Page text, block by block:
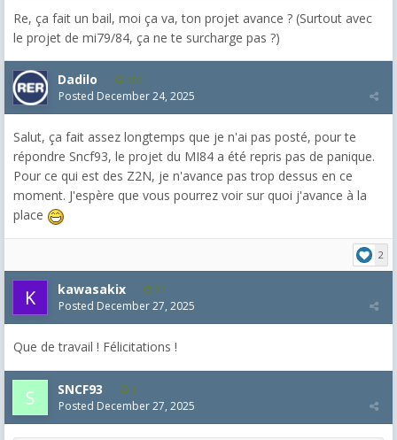
Re, ça fait un bail, moi ça va, ton projet avance ? (Surtout avec
le projet de mi79/84, ça ne te surcharge pas ?)
Dadilo 101
Posted December 24, 2025
Salut, ça fait assez longtemps que je n'ai pas posté, pour te
répondre Sncf93, le projet du MI84 a été repris pas de panique.
Pour ce qui est des Z2N, je n'avance pas trop dessus en ce
moment. J'espère que vous pourrez voir sur quoi j'avance à la
place
2
kawasakix 21
Posted December 27, 2025
Que de travail ! Félicitations !
SNCF93 2
Posted December 27, 2025